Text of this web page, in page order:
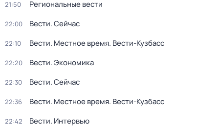
21:50 Региональные вести
22:00 Вести. Сейчас
22:10 Вести. Местное время. Вести-Кузбасс
22:20 Вести. Экономика
22:30 Вести. Сейчас
22:36 Вести. Местное время. Вести-Кузбасс
22:42 Вести. Интервью